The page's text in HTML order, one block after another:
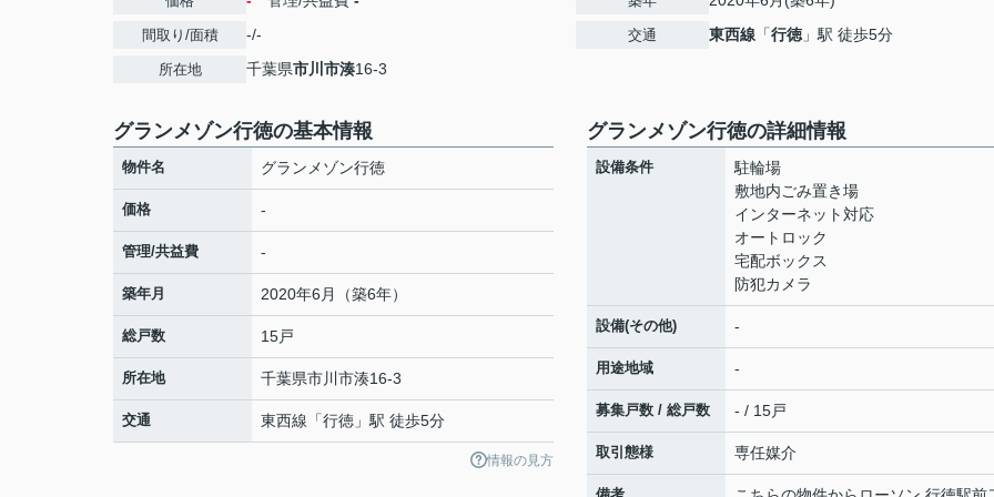
間取り/面積 -/-
所在地 千葉県市川市湊16-3
交通 東西線 「行徳 」駅 徒歩5分
グランメゾン行徳の基本情報
物件名 グランメゾン行徳
価格 -
管理/共益費 -
築年月 2020年6月（築6年）
総戸数 15戸
所在地 千葉県市川市湊16-3
交通 東西線 「行徳 」駅 徒歩5分
情報の見方
グランメゾン行徳の詳細情報
設備条件
駐輪場
敷地内ごみ置き場
インターネット対応
オートロック
宅配ボックス
防犯カメラ
設備(その他) -
用途地域 -
募集戸数 / 総戸数 - / 15戸
取引態様 専任媒介